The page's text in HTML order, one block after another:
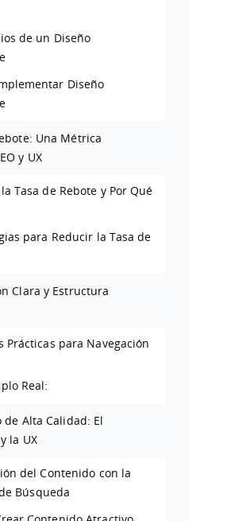
de un Diseño
Diseño
Una Métrica
y UX
Tasa de Rebote y Por Qué
para Reducir la Tasa de
Clara y Estructura
Prácticas para Navegación
Real:
de Alta Calidad: El
la UX
del Contenido con la
Búsqueda